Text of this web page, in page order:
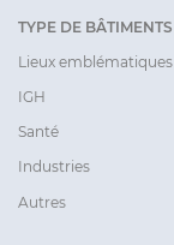
TYPE DE BÂTIMENTS
Lieux emblématiques
IGH
Santé
Industries
Autres